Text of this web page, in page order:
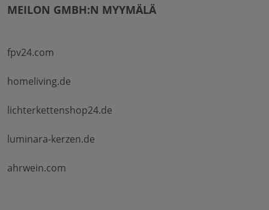
MEILON GMBH:N MYYMÄLÄ
fpv24.com
homeliving.de
lichterkettenshop24.de
luminara-kerzen.de
ahrwein.com